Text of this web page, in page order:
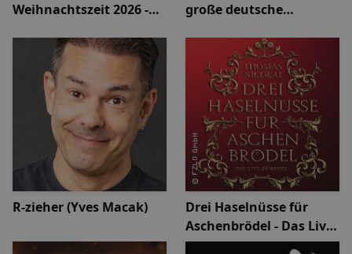
Weihnachtszeit 2026 -
mit Herz
große deutsche
R-zieher (Yves Macak)
Drei Haselnüsse für
Aschenbrödel - Das Live-
Hörspiel mit Thomas